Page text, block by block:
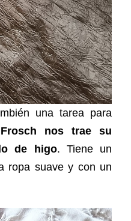
una tarea para
Frosch nos trae su
de higo. Tiene un
ropa suave y con un